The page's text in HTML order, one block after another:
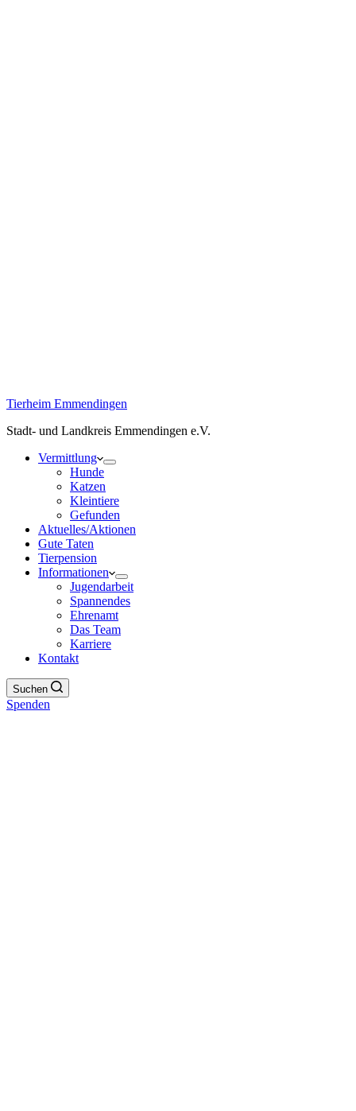
Tierheim Emmendingen
Stadt- und Landkreis Emmendingen e.V.
Vermittlung
Hunde
Katzen
Kleintiere
Gefunden
Aktuelles/Aktionen
Gute Taten
Tierpension
Informationen
Jugendarbeit
Spannendes
Ehrenamt
Das Team
Karriere
Kontakt
Suchen
Spenden